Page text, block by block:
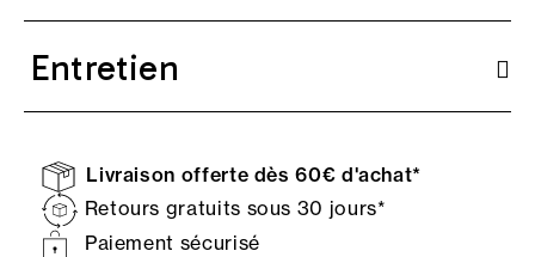
Entretien
Livraison offerte dès 60€ d'achat*
Retours gratuits sous 30 jours*
Paiement sécurisé